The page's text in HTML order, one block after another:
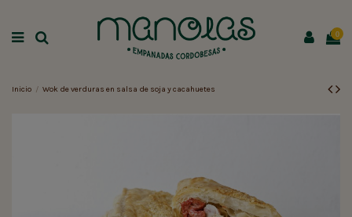
0
Inicio Wok de verduras en salsa de soja y cacahuetes